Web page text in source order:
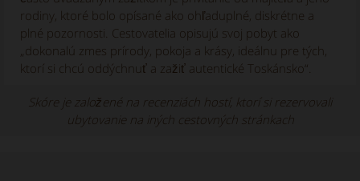
rodiny, ktoré bolo opísané ako ohľaduplné, diskrétne a
plné pozornosti. Cestovatelia opisujú svoj pobyt ako
„dokonalú zmes prírody, pokoja a krásy, ideálnu pre tých,
ktorí si chcú oddýchnuť a zažiť autentické Toskánsko“.
Skóre je založené na recenziách hostí, ktorí si rezervovali
ubytovanie na iných cestovných stránkach